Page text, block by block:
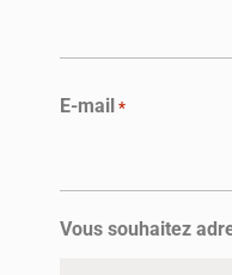
E-mail *
Vous souhaitez